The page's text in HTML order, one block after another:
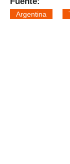
Argentina